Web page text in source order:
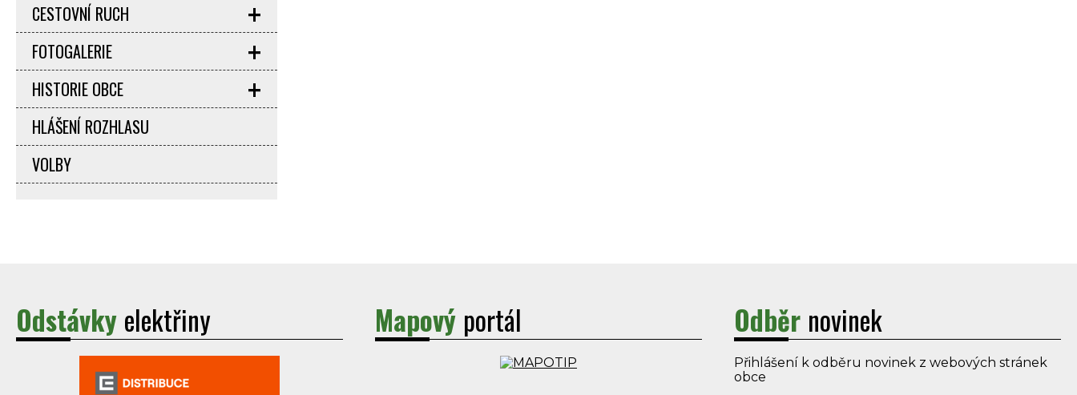
CESTOVNÍ RUCH
FOTOGALERIE
HISTORIE OBCE
HLÁŠENÍ ROZHLASU
VOLBY
Odstávky elektřiny Mapový portál Odběr novinek
Přihlášení k odběru novinek z webových stránek
obce